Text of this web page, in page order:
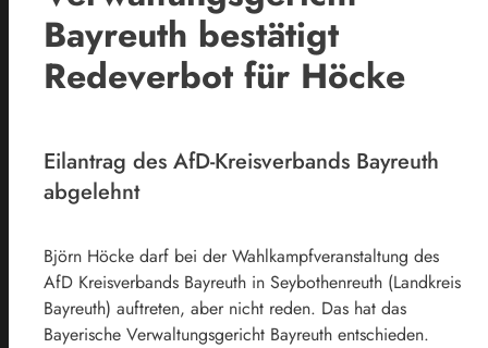
Bayreuth bestätigt
Redeverbot für Höcke
Eilantrag des AfD-Kreisverbands Bayreuth
abgelehnt
Björn Höcke darf bei der Wahlkampfveranstaltung des
AfD Kreisverbands Bayreuth in Seybothenreuth (Landkreis
Bayreuth) auftreten, aber nicht reden. Das hat das
Bayerische Verwaltungsgericht Bayreuth entschieden.